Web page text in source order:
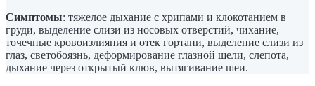
Симптомы: тяжелое дыхание с хрипами и клокотанием в
груди, выделение слизи из носовых отверстий, чихание,
точечные кровоизлияния и отек гортани, выделение слизи из
глаз, светобоязнь, деформирование глазной щели, слепота,
дыхание через открытый клюв, вытягивание шеи.